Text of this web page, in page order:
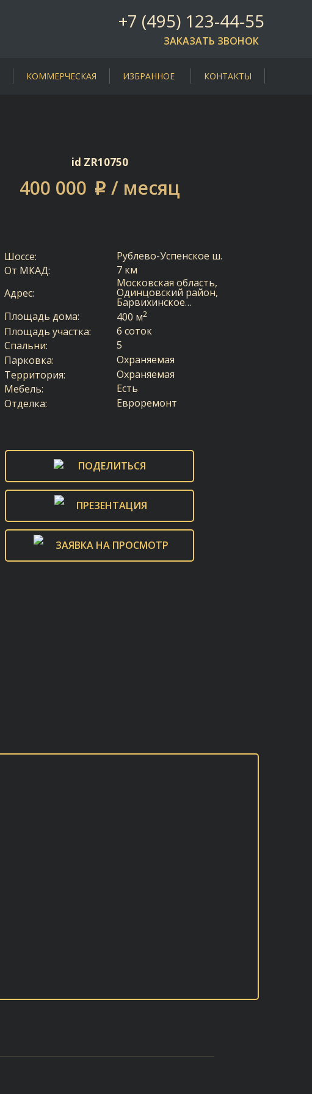
+7 (495) 123-44-55
ЗАКАЗАТЬ ЗВОНОК
КОММЕРЧЕСКАЯ ИЗБРАННОЕ КОНТАКТЫ
id ZR10750
400 000 p / месяц
Шоссе:
Рублево-Успенское ш.
От МКАД:
7 км
Адрес:
Московская область,
Одинцовский район,
Барвихинское…
Площадь дома:
400 м2
Площадь участка:
6 соток
Спальни:
5
Парковка:
Охраняемая
Территория:
Охраняемая
Мебель:
Есть
Отделка:
Евроремонт
ПОДЕЛИТЬСЯ
ПРЕЗЕНТАЦИЯ
ЗАЯВКА НА ПРОСМОТР